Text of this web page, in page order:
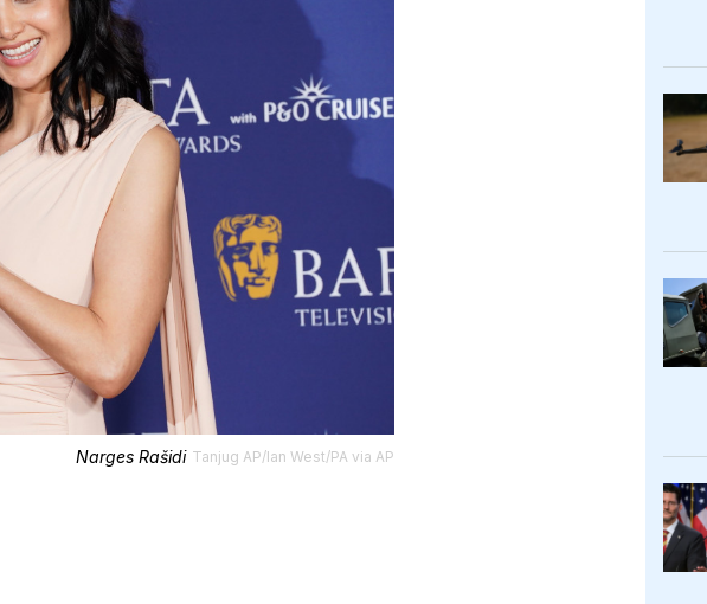
Tanjug AP/Ian West/PA via AP
Narges Rašidi